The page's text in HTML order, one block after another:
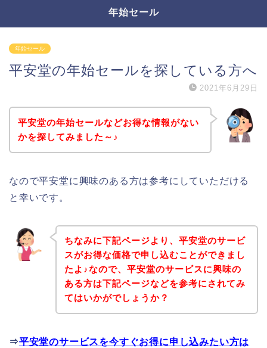
年始セール
年始セール
平安堂の年始セールを探している方へ
2021年6月29日
平安堂の年始セールなどお得な情報がない
かを探してみました～♪
なので平安堂に興味のある方は参考にしていただける
と幸いです。
ちなみに下記ページより、平安堂のサービ
スがお得な価格で申し込むことができまし
たよ♪なので、平安堂のサービスに興味の
ある方は下記ページなどを参考にされてみ
てはいかがでしょうか？
⇒平安堂のサービスを今すぐお得に申し込みたい方は